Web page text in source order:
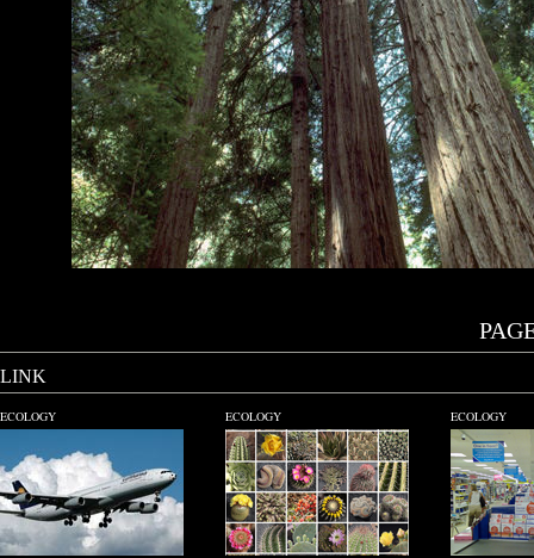
LINK
ECOLOGY ECOLOGY ECOLOGY